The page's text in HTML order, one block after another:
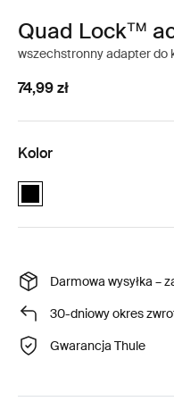
Quad Lock™
wszechstronny adapter do
74,99 zł
Kolor
Quad Lock™ action
Darmowa wysyłka –
30-dniowy okres
Gwarancja Thule